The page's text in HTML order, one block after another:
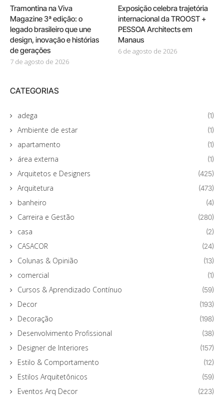
Tramontina na Viva
Magazine 3ª edição: o
legado brasileiro que une
design, inovação e histórias
de gerações
7 de agosto de 2026
Exposição celebra trajetória
internacional da TROOST +
PESSOA Architects em
Manaus
6 de agosto de 2026
CATEGORIAS
adega (1)
Ambiente de estar (1)
apartamento (1)
área externa (1)
Arquitetos e Designers (425)
Arquitetura (473)
banheiro (4)
Carreira e Gestão (280)
casa (2)
CASACOR (24)
Colunas & Opinião (13)
comercial (1)
Cursos & Aprendizado Contínuo (59)
Decor (193)
Decoração (198)
Desenvolvimento Profissional (38)
Designer de Interiores (157)
Estilo & Comportamento (12)
Estilos Arquitetônicos (59)
Eventos Arq Decor (223)